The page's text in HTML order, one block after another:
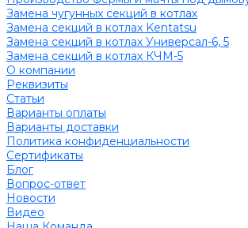
Замена чугунных секций в котлах
Замена секций в котлах Kentatsu
Замена секций в котлах Универсал-6, 5
Замена секций в котлах КЧМ-5
О компании
Реквизиты
Статьи
Варианты оплаты
Варианты доставки
Политика конфиденциальности
Сертификаты
Блог
Вопрос-ответ
Новости
Видео